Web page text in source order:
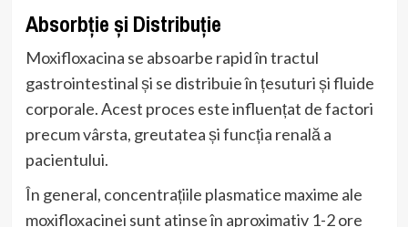
Absorbție și Distribuție
Moxifloxacina se absoarbe rapid în tractul
gastrointestinal și se distribuie în țesuturi și fluide
corporale. Acest proces este influențat de factori
precum vârsta, greutatea și funcția renală a
pacientului.
În general, concentrațiile plasmatice maxime ale
moxifloxacinei sunt atinse în aproximativ 1-2 ore